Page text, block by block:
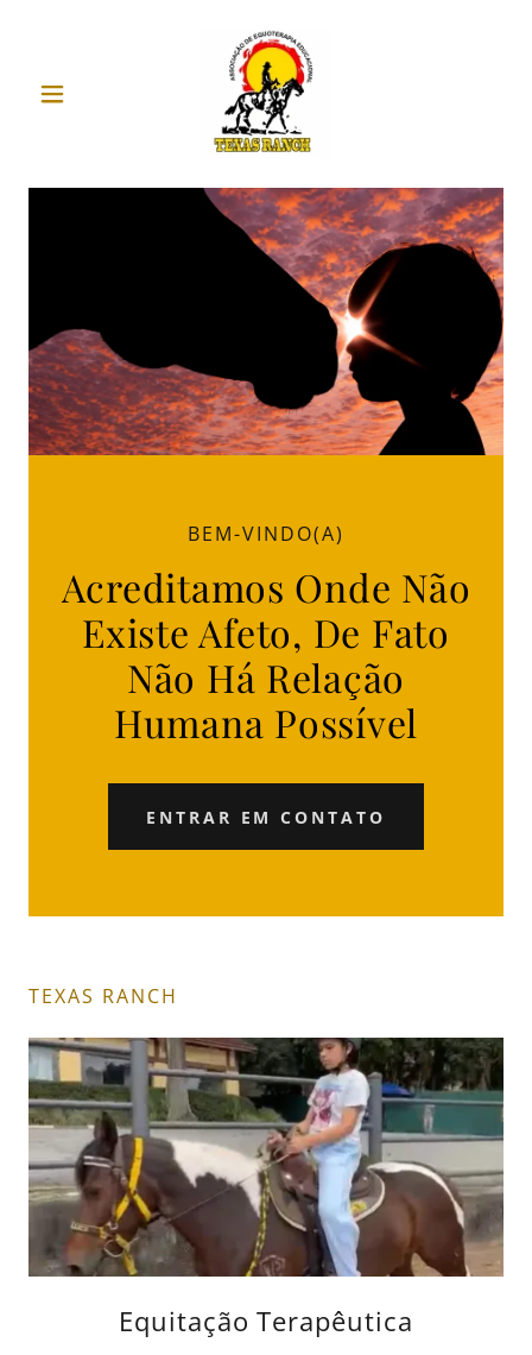
BEM-VINDO(A)
Acreditamos Onde Não
Existe Afeto, De Fato
Não Há Relação
Humana Possível
ENTRAR EM CONTATO
TEXAS RANCH
Equitação Terapêutica